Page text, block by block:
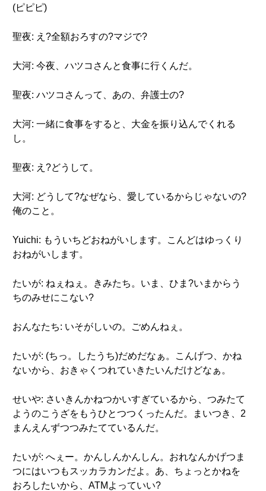
(ピピピ)
聖夜: え?全額おろすの?マジで?
大河: 今夜、ハツコさんと食事に行くんだ。
聖夜: ハツコさんって、あの、弁護士の?
大河: 一緒に食事をすると、大金を振り込んでくれる
し。
聖夜: え?どうして。
大河: どうして?なぜなら、愛しているからじゃないの?
俺のこと。
Yuichi: もういちどおねがいします。こんどはゆっくり
おねがいします。
たいが: ねぇねぇ。きみたち。いま、ひま?いまからう
ちのみせにこない?
おんなたち: いそがしいの。ごめんねぇ。
たいが: (ちっ。したうち)だめだなぁ。こんげつ、かね
ないから、おきゃくつれていきたいんだけどなぁ。
せいや: さいきんかねつかいすぎているから、つみたて
ようのこうざをもうひとつつくったんだ。まいつき、2
まんえんずつつみたてているんだ。
たいが: へぇー。かんしんかんしん。おれなんかげつま
つにはいつもスッカラカンだよ。あ、ちょっとかねを
おろしたいから、ATMよっていい?